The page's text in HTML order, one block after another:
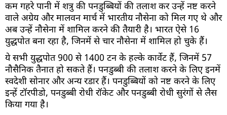
कम गहरे पानी में शत्रु की पनडुब्बियों की तलाश कर उन्हें नष्ट करने
वाले अग्रेय और मालवन मार्च में भारतीय नौसेना को मिल गए थे और
अब उन्हें नौसेना में शामिल करने की तैयारी है। भारत ऐसे 16
युद्धपोत बना रहा है, जिनमें से चार नौसेना में शामिल हो चुके हैं।
ये सभी युद्धपोत 900 से 1400 टन के हल्के कार्वेट हैं, जिनमें 57
नौसैनिक तैनात हो सकते हैं। पनडुब्बी की तलाश करने के लिए इनमें
स्वदेशी सोनार और अन्य रडार हैं। पनडुब्बियों को नष्ट करने के लिए
इन्हें टॉरपीडो, पनडुब्बी रोधी रॉकेट और पनडुब्बी रोधी सुरंगों से लैस
किया गया है।